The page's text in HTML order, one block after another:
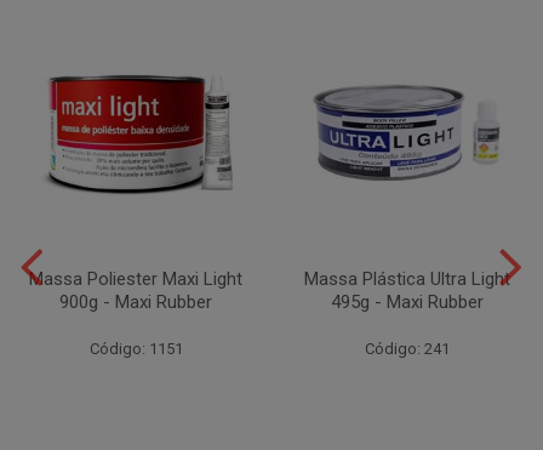
Massa Poliester Maxi Light
900g - Maxi Rubber
Código: 1151
Massa Plástica Ultra Light
495g - Maxi Rubber
Código: 241